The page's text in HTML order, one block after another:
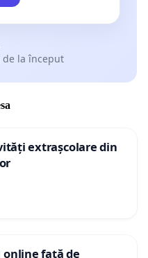
la început
extrașcolare din
față de